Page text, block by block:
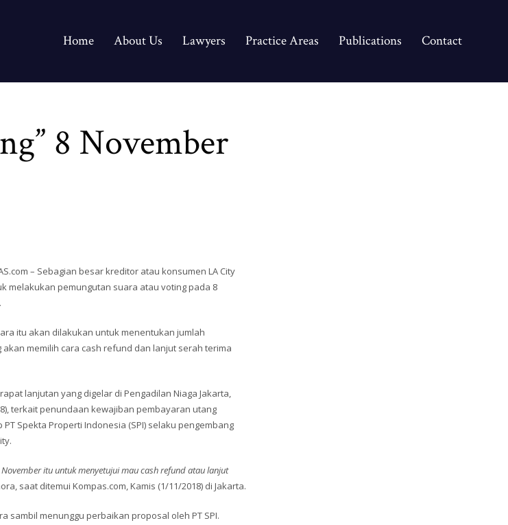
Home About Us Lawyers Practice Areas Publications Contact
8 November
– Sebagian besar kreditor atau konsumen LA City
melakukan pemungutan suara atau voting pada 8
itu akan dilakukan untuk menentukan jumlah
akan memilih cara cash refund dan lanjut serah terima
lanjutan yang digelar di Pengadilan Niaga Jakarta,
terkait penundaan kewajiban pembayaran utang
PT Spekta Properti Indonesia (SPI) selaku pengembang
November itu untuk menyetujui mau cash refund atau lanjut
saat ditemui Kompas.com, Kamis (1/11/2018) di Jakarta.
menunggu perbaikan proposal oleh PT SPI.